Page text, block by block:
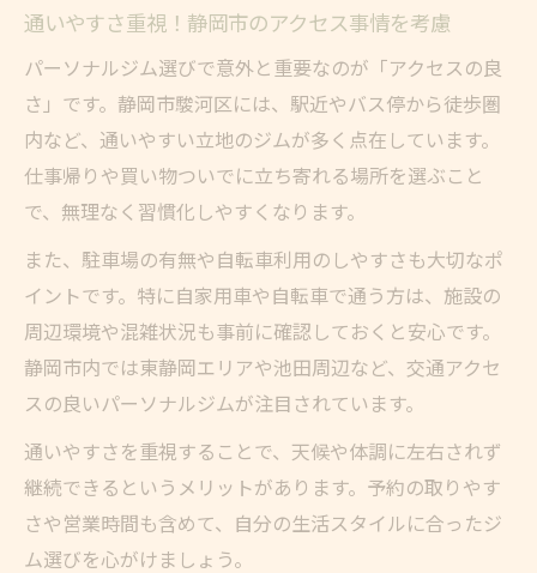
通いやすさ重視！静岡市のアクセス事情を考慮
パーソナルジム選びで意外と重要なのが「アクセスの良
さ」です。静岡市駿河区には、駅近やバス停から徒歩圏
内など、通いやすい立地のジムが多く点在しています。
仕事帰りや買い物ついでに立ち寄れる場所を選ぶこと
で、無理なく習慣化しやすくなります。
また、駐車場の有無や自転車利用のしやすさも大切なポ
イントです。特に自家用車や自転車で通う方は、施設の
周辺環境や混雑状況も事前に確認しておくと安心です。
静岡市内では東静岡エリアや池田周辺など、交通アクセ
スの良いパーソナルジムが注目されています。
通いやすさを重視することで、天候や体調に左右されず
継続できるというメリットがあります。予約の取りやす
さや営業時間も含めて、自分の生活スタイルに合ったジ
ム選びを心がけましょう。